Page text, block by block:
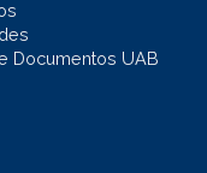
Documentos UAB